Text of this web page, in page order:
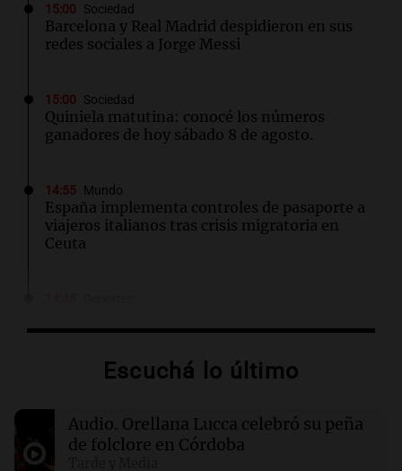
15:00 Sociedad
Barcelona y Real Madrid despidieron en sus
redes sociales a Jorge Messi
15:00 Sociedad
Quiniela matutina: conocé los números
ganadores de hoy sábado 8 de agosto.
14:55 Mundo
España implementa controles de pasaporte a
viajeros italianos tras crisis migratoria en
Ceuta
caída con Tigre en el Torneo Clausura
Controles fronterizos en España para viajeros
italianos tras sanciones de Italia
Escuchá lo último
Audio. Orellana Lucca celebró su peña
de folclore en Córdoba